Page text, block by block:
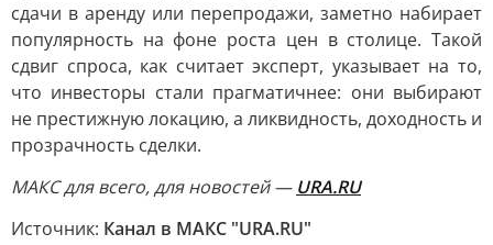
сдачи в аренду или перепродажи, заметно набирает
популярность на фоне роста цен в столице. Такой
сдвиг спроса, как считает эксперт, указывает на то,
что инвесторы стали прагматичнее: они выбирают
не престижную локацию, а ликвидность, доходность и
прозрачность сделки.
МАКС для всего, для новостей — URA.RU
Источник: Канал в МАКС "URA.RU"